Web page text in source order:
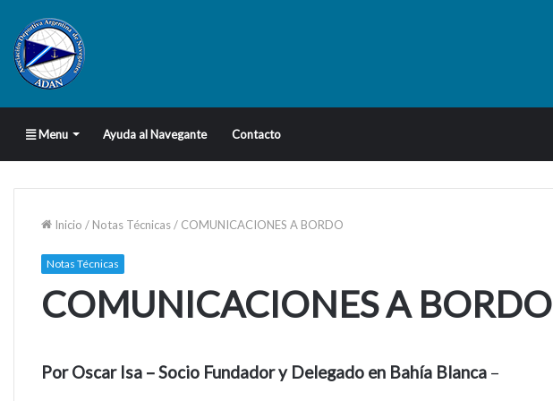
Menu Ayuda al Navegante Contacto
Inicio / Notas Técnicas/ COMUNICACIONES A BORDO
Notas Técnicas
COMUNICACIONES A BORDO
Por Oscar Isa – Socio Fundador y Delegado en Bahía Blanca –